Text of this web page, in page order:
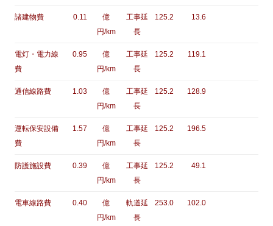
諸建物費 0.11
億
円/km
工事延
長
125.2 13.6
電灯・電力線
費
0.95
億
円/km
工事延
長
125.2 119.1
通信線路費 1.03
億
円/km
工事延
長
125.2 128.9
運転保安設備
費
1.57
億
円/km
工事延
長
125.2 196.5
防護施設費 0.39
億
円/km
工事延
長
125.2 49.1
電車線路費 0.40
億
円/km
軌道延
長
253.0 102.0